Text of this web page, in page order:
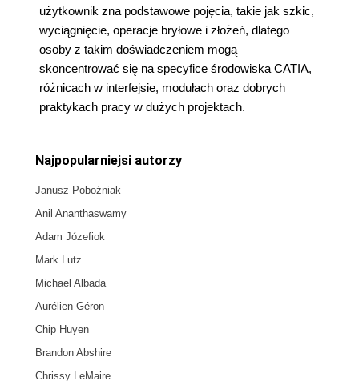
użytkownik zna podstawowe pojęcia, takie jak szkic,
wyciągnięcie, operacje bryłowe i złożeń, dlatego
osoby z takim doświadczeniem mogą
skoncentrować się na specyfice środowiska CATIA,
różnicach w interfejsie, modułach oraz dobrych
praktykach pracy w dużych projektach.
Najpopularniejsi autorzy
Janusz Pobożniak
Anil Ananthaswamy
Adam Józefiok
Mark Lutz
Michael Albada
Aurélien Géron
Chip Huyen
Brandon Abshire
Chrissy LeMaire